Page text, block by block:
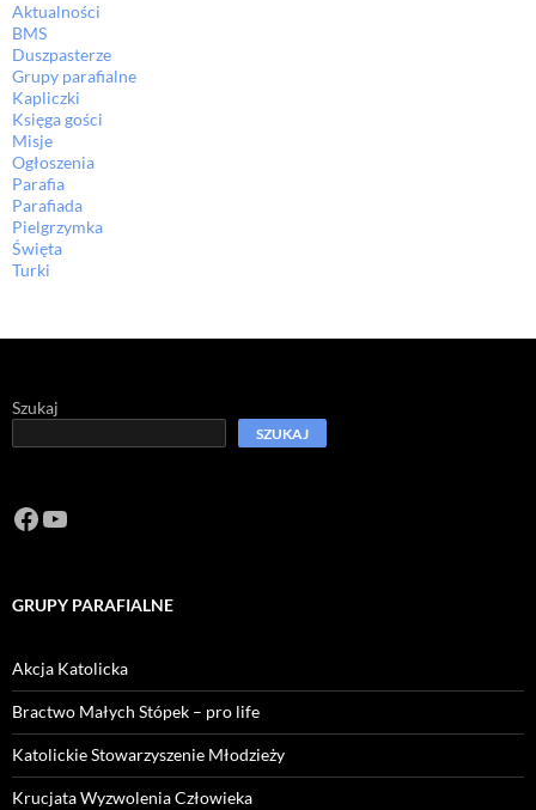
Aktualności
BMS
Duszpasterze
Grupy parafialne
Kapliczki
Księga gości
Misje
Ogłoszenia
Parafia
Parafiada
Pielgrzymka
Święta
Turki
Szukaj
SZUKAJ
Facebook
https://www.youtube.com/channel/
GRUPY PARAFIALNE
Akcja Katolicka
Bractwo Małych Stópek – pro life
Katolickie Stowarzyszenie Młodzieży
Krucjata Wyzwolenia Człowieka